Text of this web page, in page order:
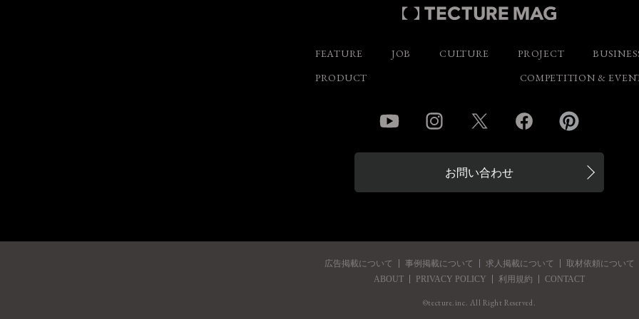
FEATURE JOB CULTURE PROJECT
PRODUCT
COMPETITION &
YouTube Instagram Twitter Facebook
お問い合わせ
広告掲載について 事例掲載について 求人掲載について
取材依頼について
ABOUT
PRIVACY POLICY 利用規約 CONTACT
©tecture.inc. All Right Reserved.